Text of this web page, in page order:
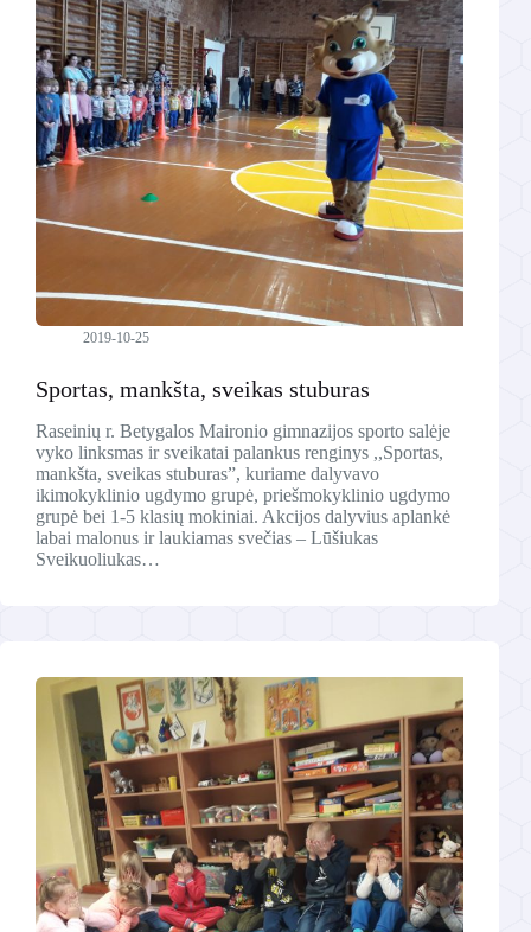
2019-10-25
Sportas, mankšta, sveikas stuburas
Raseinių r. Betygalos Maironio gimnazijos sporto salėje
vyko linksmas ir sveikatai palankus renginys ,,Sportas,
mankšta, sveikas stuburas”, kuriame dalyvavo
ikimokyklinio ugdymo grupė, priešmokyklinio ugdymo
grupė bei 1-5 klasių mokiniai. Akcijos dalyvius aplankė
labai malonus ir laukiamas svečias – Lūšiukas
Sveikuoliukas…